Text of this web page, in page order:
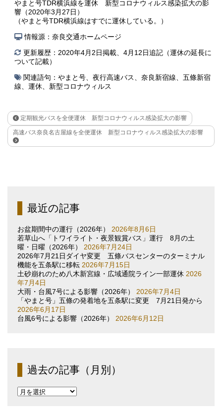
やまと号TDR横浜線を運休 新型コロナウィルス感染拡大の影
響（2020年3月27日）
（やまと号TDR横浜線はすでに運休している。）
情報源：奈良交通ホームページ
更新履歴：2020年4月2日掲載、4月12日追記（運休の延長に
ついて記載）
関連語句： やまと号 夜行高速バス 奈良新宿線
五條新宿
線
運休 新型コロナウィルス
定期観光バスを全便運休 新型コロナウィルス感染拡大の影響
高速バス奈良名古屋線を全便運休 新型コロナウィルス感染拡大の影響
最近の記事
お盆期間中の運行（2026年）
2026年8月6日
若草山へ「トワイライト・夜景観賞バス」運行 8月の土
曜・日曜（2026年）
2026年7月24日
2026年7月21日ダイヤ変更 五條バスセンターのターミナル
機能を五条駅に移転 2026年7月15日
土砂崩れのため八木新宮線・広域通院ライン一部運休 2026
年7月4日
大雨・台風7号による影響（2026年）
2026年7月4日
「やまと号」五條の発着地を五条駅に変更 7月21日発から
2026年6月17日
台風6号による影響（2026年）
2026年6月12日
過去の記事（月別）
過
去